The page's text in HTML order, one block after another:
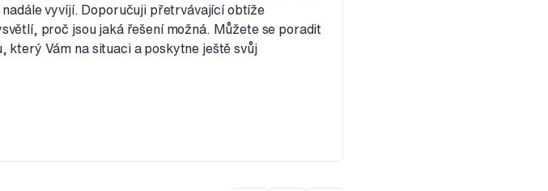
vyvíjí. Doporučuji přetrvávající obtíže
proč jsou jaká řešení možná. Můžete se poradit
který Vám na situaci a poskytne ještě svůj